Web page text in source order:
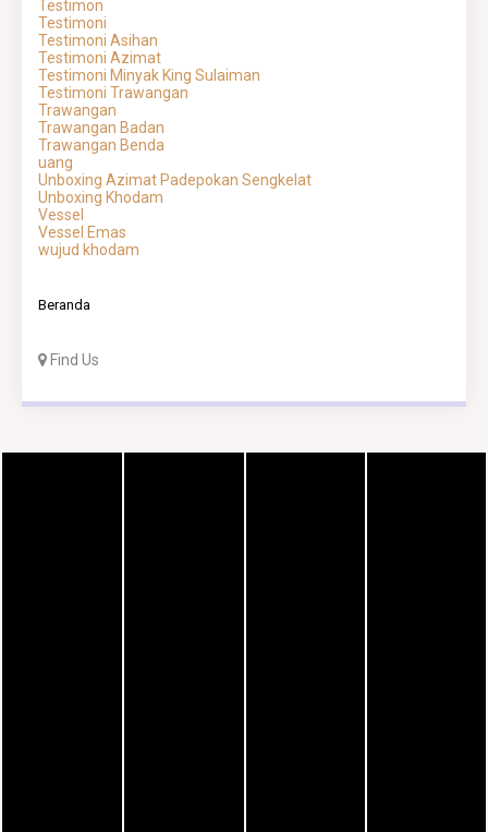
Testimon
Testimoni
Testimoni Asihan
Testimoni Azimat
Testimoni Minyak King Sulaiman
Testimoni Trawangan
Trawangan
Trawangan Badan
Trawangan Benda
uang
Unboxing Azimat Padepokan Sengkelat
Unboxing Khodam
Vessel
Vessel Emas
wujud khodam
Beranda
Find Us